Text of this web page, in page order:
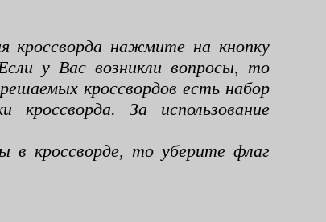
нажмите на кнопку
у Вас возникли вопросы, то
кроссвордов есть набор
За использование
в кроссворде, то уберите флаг